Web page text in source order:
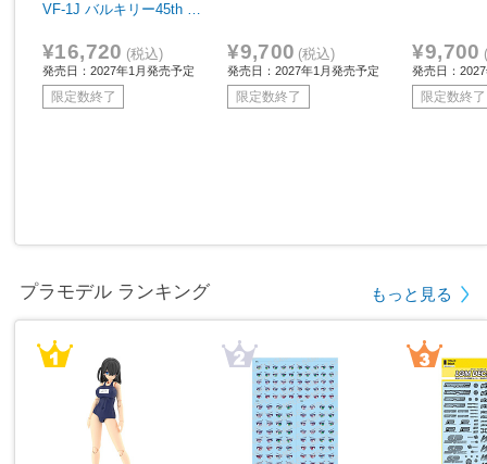
VF-1J バルキリー45th A
¥16,720 (税込)
発売日：2027年1月発売予定
限定数終了
¥9,700 (税込)
発売日：2027年1月発売予定
限定数終了
¥9,700
発売日：
限定数終了
プラモデル ランキング もっと見る